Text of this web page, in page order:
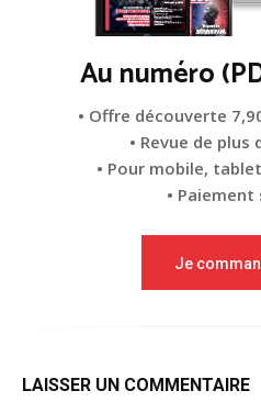
Au numéro
• Offre découverte
• Revue de plus
• Pour mobile,
• Paiement
Je
LAISSER UN COMMENTAIRE